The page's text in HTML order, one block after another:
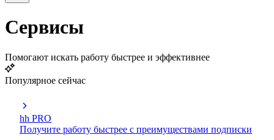
Сервисы
Помогают искать работу быстрее и эффективнее
Популярное сейчас
hh PRO
Получите работу быстрее с преимуществами подписки